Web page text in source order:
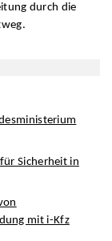
durch die
Sicherheit in
mit i-Kfz